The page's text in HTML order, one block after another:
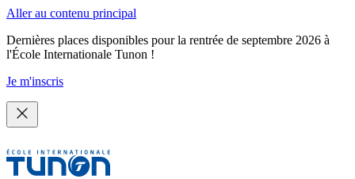
Aller au contenu principal
Dernières places disponibles pour la rentrée de septembre 2026 à
l'École Internationale Tunon !
Je m'inscris